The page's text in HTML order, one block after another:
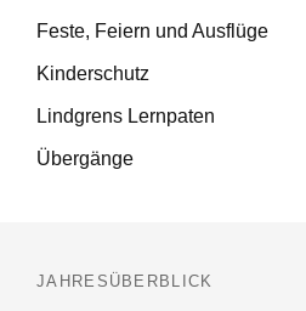
Feste, Feiern und Ausflüge
Kinderschutz
Lindgrens Lernpaten
Übergänge
JAHRESÜBERBLICK